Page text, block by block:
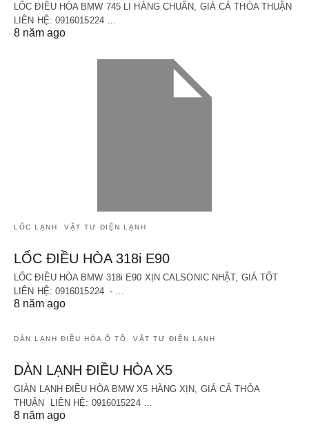
LỐC ĐIỀU HÒA BMW 745 LI HÀNG CHUẨN, GIÁ CẢ THỎA THUẬN
LIÊN HỆ: 0916015224 …
8 năm ago
LỐC LẠNH VẬT TƯ ĐIỆN LẠNH
LỐC ĐIỀU HÒA 318i E90
LỐC ĐIỀU HÒA BMW 318i E90 XỊN CALSONIC NHẬT, GIÁ TỐT
LIÊN HỆ: 0916015224 - …
8 năm ago
DÀN LẠNH ĐIỀU HÒA Ô TÔ VẬT TƯ ĐIỆN LẠNH
DÀN LẠNH ĐIỀU HÒA X5
GIÀN LẠNH ĐIỀU HÒA BMW X5 HÀNG XỊN, GIÁ CẢ THỎA
THUẬN LIÊN HỆ: 0916015224 …
8 năm ago